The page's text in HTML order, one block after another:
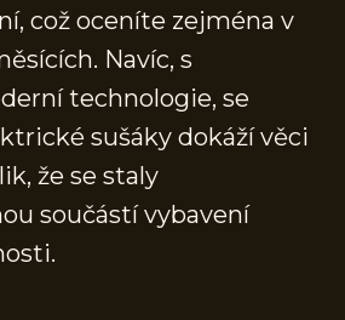
což oceníte zejména v
Navíc, s
technologie, se
sušáky dokáží věci
že se staly
součástí vybavení